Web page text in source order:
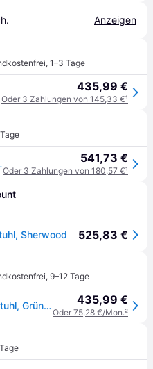
Anzeigen
, 1–3 Tage
435,99 €
Oder 3 Zahlungen von 145,33 €¹
180 cm, Schwarz 541,73 €
Oder 3 Zahlungen von 180,57 €¹
Sherwood 525,83 €
, 9–12 Tage
Corsair TC500 LUXE, Gaming Stuhl, Grün, Schwarz 435,99 €
Oder 75,28 €/Mon.²